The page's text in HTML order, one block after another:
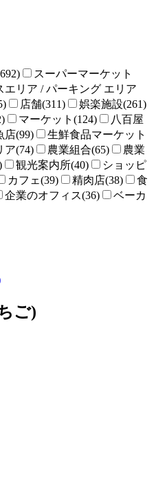
スーパーマーケット
エリア / パーキング エリア
店舗(311)
娯楽施設(261)
マーケット(124)
八百屋
店(99)
生鮮食品マーケット
ア(74) 農業組合(65)
農業
観光案内所(40)
ショッピ
カフェ(39) 精肉店(38)
食
企業のオフィス(36)
ベーカ
ご)